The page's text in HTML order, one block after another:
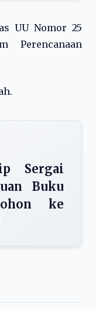
UU Nomor 25
Perencanaan
Sergai
Buku
ke